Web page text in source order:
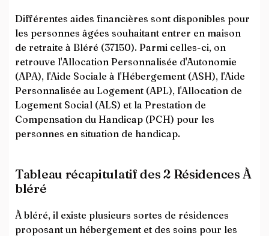
Différentes aides financières sont disponibles pour
les personnes âgées souhaitant entrer en maison
de retraite à Bléré (37150). Parmi celles-ci, on
retrouve l'Allocation Personnalisée d'Autonomie
(APA), l'Aide Sociale à l'Hébergement (ASH), l'Aide
Personnalisée au Logement (APL), l'Allocation de
Logement Social (ALS) et la Prestation de
Compensation du Handicap (PCH) pour les
personnes en situation de handicap.
Tableau récapitulatif des 2 Résidences À
bléré
À bléré, il existe plusieurs sortes de résidences
proposant un hébergement et des soins pour les